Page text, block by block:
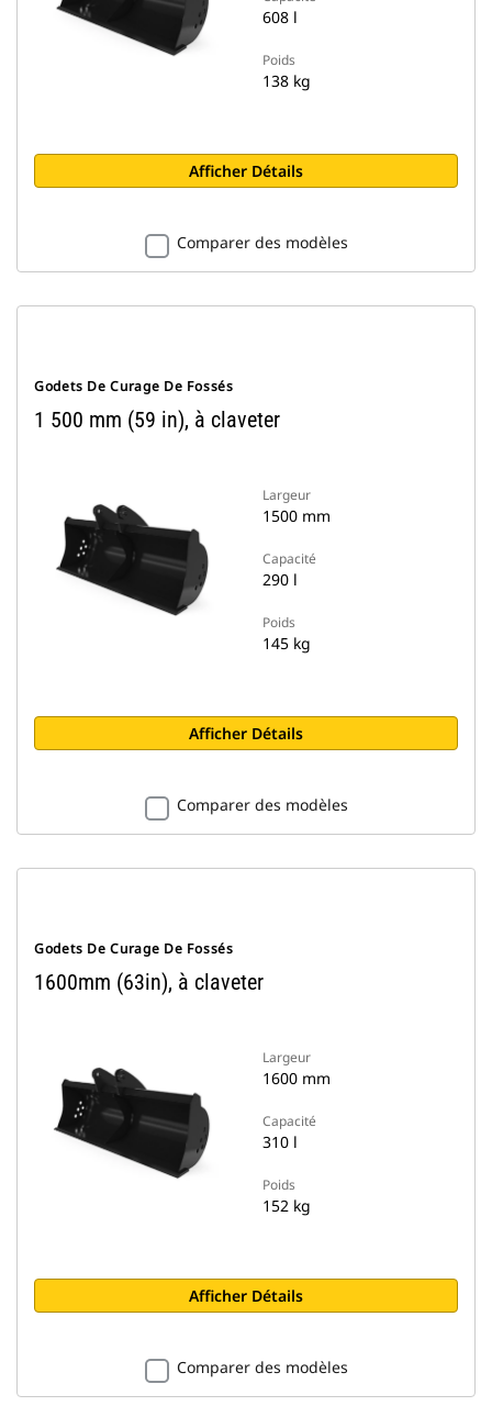
608 l
Poids
138 kg
Afficher Détails
Comparer des modèles
Godets De Curage De Fossés
1 500 mm (59 in), à claveter
Largeur
1500 mm
Capacité
290 l
Poids
145 kg
Afficher Détails
Comparer des modèles
Godets De Curage De Fossés
1600mm (63in), à claveter
Largeur
1600 mm
Capacité
310 l
Poids
152 kg
Afficher Détails
Comparer des modèles